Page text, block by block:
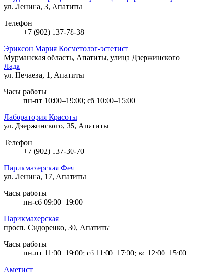
ул. Ленина, 3, Апатиты
Телефон
+7 (902) 137-78-38
Эриксон Мария Косметолог-эстетист
Мурманская область, Апатиты, улица Дзержинского
Лада
ул. Нечаева, 1, Апатиты
Часы работы
пн-пт 10:00–19:00; сб 10:00–15:00
Лаборатория Красоты
ул. Дзержинского, 35, Апатиты
Телефон
+7 (902) 137-30-70
Парикмахерская Фея
ул. Ленина, 17, Апатиты
Часы работы
пн-сб 09:00–19:00
Парикмахерская
просп. Сидоренко, 30, Апатиты
Часы работы
пн-пт 11:00–19:00; сб 11:00–17:00; вс 12:00–15:00
Аметист